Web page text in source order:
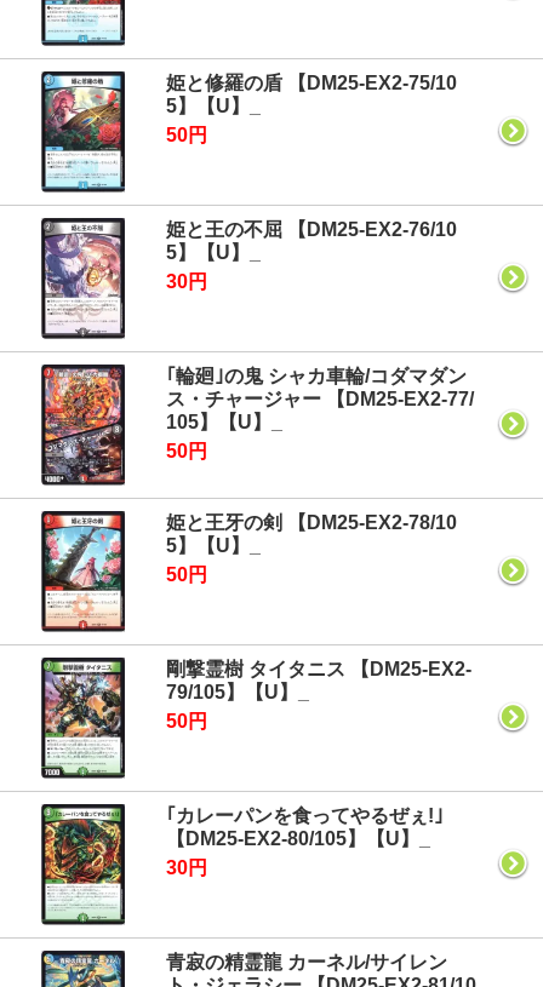
姫と修羅の盾 【DM25-EX2-75/10
5】【U】_
50円
姫と王の不屈 【DM25-EX2-76/10
5】【U】_
30円
｢輪廻｣の鬼 シャカ車輪/コダマダン
ス・チャージャー 【DM25-EX2-77/
105】【U】_
50円
姫と王牙の剣 【DM25-EX2-78/10
5】【U】_
50円
剛撃霊樹 タイタニス 【DM25-EX2-
79/105】【U】_
50円
｢カレーパンを食ってやるぜぇ!｣
【DM25-EX2-80/105】【U】_
30円
青寂の精霊龍 カーネル/サイレン